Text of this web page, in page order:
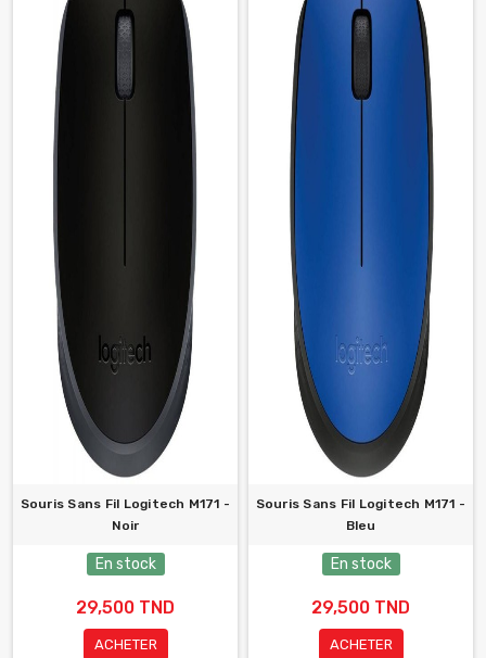
Souris Sans Fil Logitech M171 -
Noir
En stock
29,500 TND
ACHETER
Souris Sans Fil Logitech M171 -
Bleu
En stock
29,500 TND
ACHETER